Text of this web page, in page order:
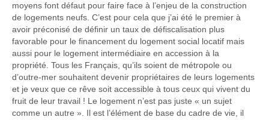
moyens font défaut pour faire face à l’enjeu de la construction
de logements neufs. C’est pour cela que j’ai été le premier à
avoir préconisé de définir un taux de défiscalisation plus
favorable pour le financement du logement social locatif mais
aussi pour le logement intermédiaire en accession à la
propriété. Tous les Français, qu’ils soient de métropole ou
d’outre-mer souhaitent devenir propriétaires de leurs logements
et je veux que ce rêve soit accessible à tous ceux qui vivent du
fruit de leur travail ! Le logement n’est pas juste « un sujet
comme un autre ». Il est l’élément de base du cadre de vie, il